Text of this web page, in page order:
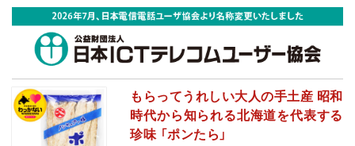
もらってうれしい大人の手土産 昭和
時代から知られる北海道を代表する
珍味 「ポンたら」